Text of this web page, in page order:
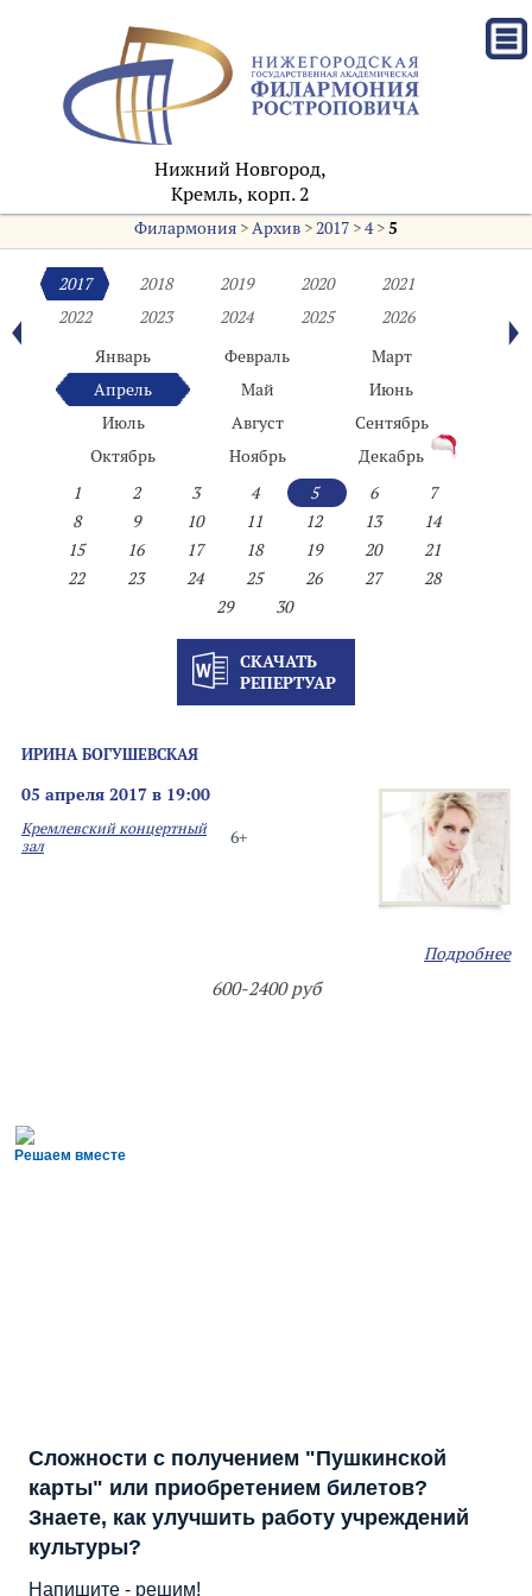
Нижний Новгород,
Кремль, корп. 2
Филармония>Архив>2017>4>5
2017 2018 2019 2020
2021
2022
2023 2024 2025
2026
Январь
Февраль
Март
Апрель
Май
Июнь
Июль
Август
Сентябрь
Октябрь
Ноябрь
Декабрь
1
2 3 4 5 6
7
8
9 10 11 12 13
14
15
16 17 18 19 20
21
22
23 24 25 26 27
28
29
30
СКАЧАТЬ
РЕПЕРТУАР
ИРИНА БОГУШЕВСКАЯ
05 апреля 2017 в 19:00
6+
Кремлевский концертный
зал
Подробнее
600-2400 руб
Решаем вместе
Сложности с получением "Пушкинской
карты" или приобретением билетов?
Знаете, как улучшить работу учреждений
культуры?
Напишите - решим!